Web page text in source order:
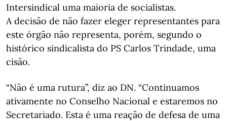
Intersindical uma maioria de socialistas.
A decisão de não fazer eleger representantes para
este órgão não representa, porém, segundo o
histórico sindicalista do PS Carlos Trindade, uma
cisão.
“Não é uma rutura”, diz ao DN. “Continuamos
ativamente no Conselho Nacional e estaremos no
Secretariado. Esta é uma reação de defesa de uma